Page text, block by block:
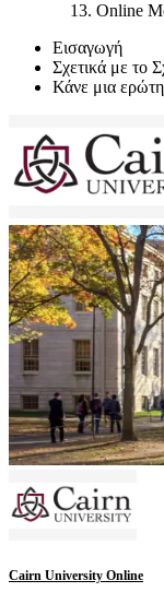
Online
Εισαγωγή
Σχετικά με το
Κάνε μια
Cairn University Online